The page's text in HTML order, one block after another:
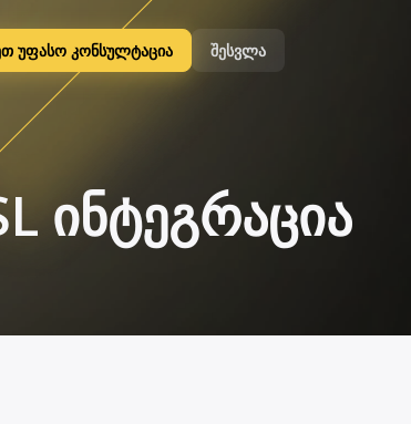
უფასო კონსულტაცია შესვლა
ინტეგრაცია